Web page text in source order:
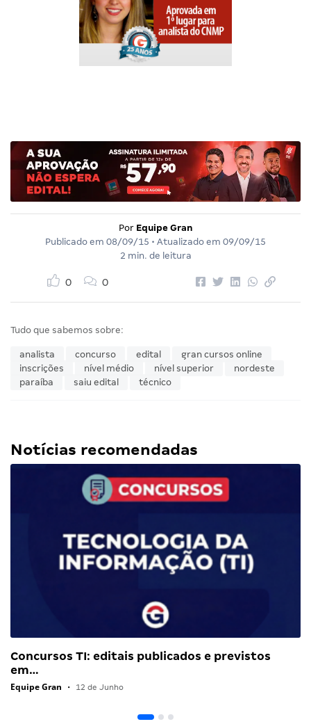
Por Equipe Gran
Publicado em 08/09/15 • Atualizado em 09/09/15
2 min. de leitura
0 0
Tudo que sabemos sobre:
analista concurso edital
gran cursos online
inscrições
nível médio nível superior
nordeste
paraíba
saiu edital técnico
Notícias recomendadas
Concursos TI: editais publicados e previstos
em…
Equipe Gran • 12 de Junho